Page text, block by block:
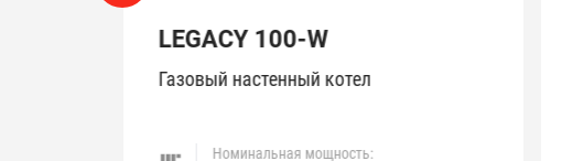
LEGACY 100-W
Газовый настенный котел
Номинальная мощность: